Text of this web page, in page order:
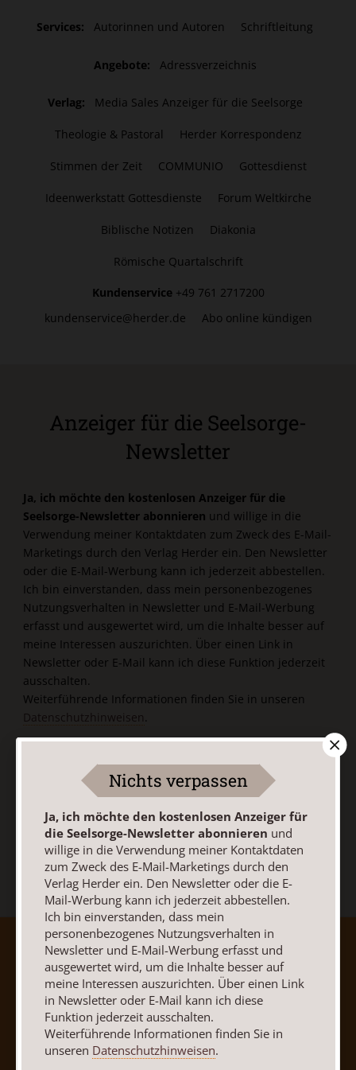
Services: Autorinnen und Autoren Schriftleitung
Angebote: Adressverzeichnis
Verlag: Media Sales Anzeiger für die Seelsorge
Theologie & Pastoral Herder Korrespondenz
Stimmen der Zeit COMMUNIO Gottesdienst
Ideenwerkstatt Gottesdienste Forum Weltkirche
Biblische Notizen Diakonia
Römische Quartalschrift
Kundenservice +49 761 2717200
kundenservice@herder.de
Abo online kündigen
Anzeiger für die Seelsorge-
Newsletter
Ja, ich möchte den kostenlosen Anzeiger für die
Seelsorge-Newsletter abonnieren und willige in die
Verwendung meiner Kontaktdaten zum Zweck des E-Mail-
Marketings durch den Verlag Herder ein. Den Newsletter
oder die E-Mail-Werbung kann ich jederzeit abbestellen.
Ich bin einverstanden, dass mein personenbezogenes
Nutzungsverhalten in Newsletter und E-Mail-Werbung
erfasst und ausgewertet wird, um die Inhalte besser auf
meine Interessen auszurichten. Über einen Link in
Newsletter oder E-Mail kann ich diese Funktion jederzeit
ausschalten.
Weiterführende Informationen finden Sie in unseren
Datenschutzhinweisen
Jetzt anmelden
AGB und Widerrufsbelehrung
Datenschutz
Barrierefreiheit
Impressum
Vertrag widerrufen Abo online kündigen
Nichts verpassen
Ja, ich möchte den kostenlosen Anzeiger für
die Seelsorge-Newsletter abonnieren und
willige in die Verwendung meiner Kontaktdaten
zum Zweck des E-Mail-Marketings durch den
Verlag Herder ein. Den Newsletter oder die E-
Mail-Werbung kann ich jederzeit abbestellen.
Ich bin einverstanden, dass mein
personenbezogenes Nutzungsverhalten in
Newsletter und E-Mail-Werbung erfasst und
ausgewertet wird, um die Inhalte besser auf
meine Interessen auszurichten. Über einen Link
in Newsletter oder E-Mail kann ich diese
Funktion jederzeit ausschalten.
Weiterführende Informationen finden Sie in
unseren Datenschutzhinweisen.